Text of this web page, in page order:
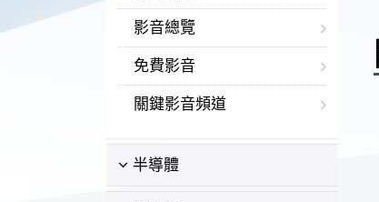
影音總覽
免費影音
關鍵影音頻道
半導體